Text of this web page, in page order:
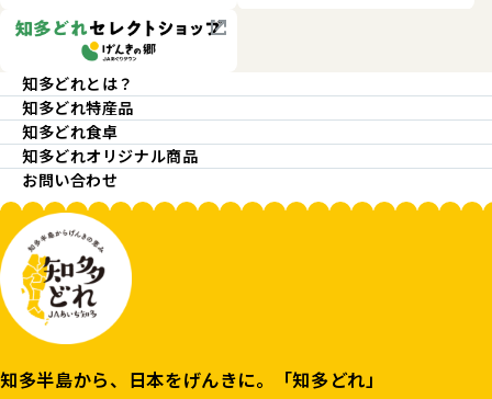
知多どれとは？
知多どれ特産品
知多どれ食卓
知多どれオリジナル商品
お問い合わせ
知多半島から、日本をげんきに。「知多どれ」